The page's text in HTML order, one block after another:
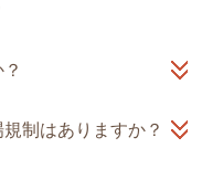
制はありますか？